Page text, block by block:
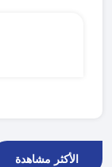
الأكثر مشاهدة